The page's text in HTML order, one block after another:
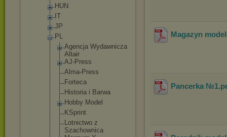
HUN
IT
JP
PL
Agencja Wydawnicza
Altair
AJ-Press
Alma-Press
Forteca
Historia i Barwa
Hobby Model
KSprint
Lotnictwo z
Szachownica
Magazyn
Pancerka №1